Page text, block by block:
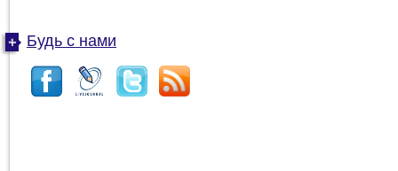
Будь с нами